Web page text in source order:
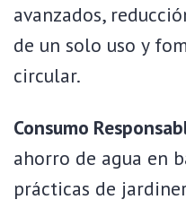
avanzados,
de un solo uso y
circular.
Consumo
ahorro de agua en
prácticas de